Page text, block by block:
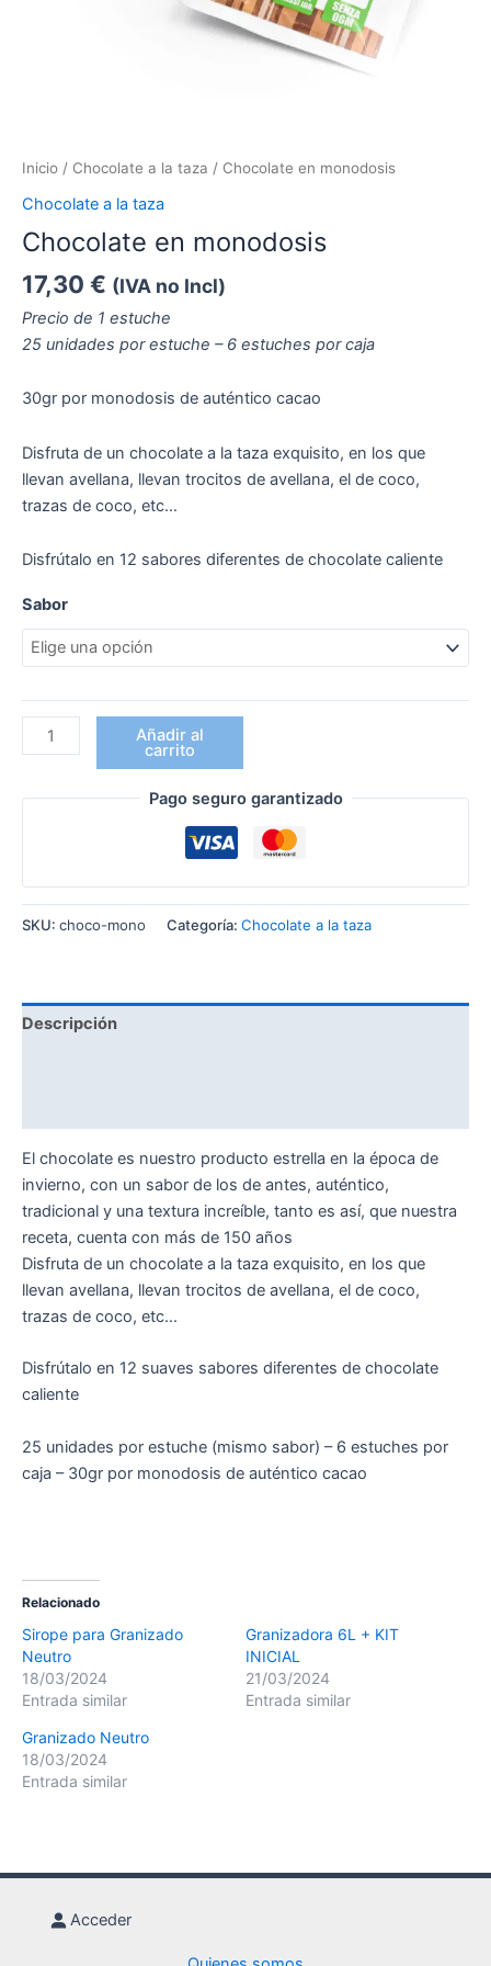
Inicio / Chocolate a la taza / Chocolate en monodosis
Chocolate a la taza
Chocolate en monodosis
17,30 € (IVA no Incl)
Precio de 1 estuche
25 unidades por estuche – 6 estuches por caja
30gr por monodosis de auténtico cacao
Disfruta de un chocolate a la taza exquisito, en los que
llevan avellana, llevan trocitos de avellana, el de coco,
trazas de coco, etc…
Disfrútalo en 12 sabores diferentes de chocolate caliente
Sabor
Chocolate
en
Añadir al
carrito
Pago seguro garantizado
SKU: choco-mono Categoría: Chocolate a la taza
Descripción
El chocolate es nuestro producto estrella en la época de
invierno, con un sabor de los de antes, auténtico,
tradicional y una textura increíble, tanto es así, que nuestra
receta, cuenta con más de 150 años
Disfruta de un chocolate a la taza exquisito, en los que
llevan avellana, llevan trocitos de avellana, el de coco,
trazas de coco, etc…
Disfrútalo en 12 suaves sabores diferentes de chocolate
caliente
25 unidades por estuche (mismo sabor) – 6 estuches por
caja – 30gr por monodosis de auténtico cacao
Relacionado
Sirope para Granizado
Neutro
18/03/2024
Entrada similar
Granizadora 6L + KIT
INICIAL
21/03/2024
Entrada similar
Granizado Neutro
18/03/2024
Entrada similar
Acceder